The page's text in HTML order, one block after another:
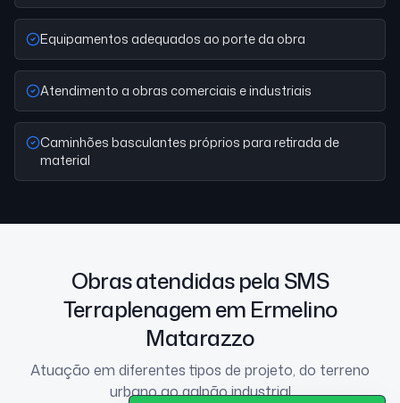
Equipamentos adequados ao porte da obra
Atendimento a obras comerciais e industriais
Caminhões basculantes próprios para retirada de
material
Obras atendidas pela SMS
Terraplenagem em Ermelino
Matarazzo
Atuação em diferentes tipos de projeto, do terreno
urbano ao galpão industrial